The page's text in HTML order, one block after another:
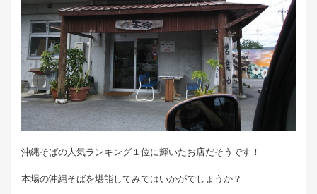
沖縄そばの人気ランキング１位に輝いたお店だそうです！
本場の沖縄そばを堪能してみてはいかがでしょうか？